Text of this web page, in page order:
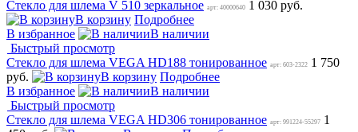
Стекло для шлема V 510 зеркальное арт: 40000640 1 030 руб.
В корзину Подробнее
В избранное
В наличии
Быстрый просмотр
Стекло для шлема VEGA HD188 тонированное арт: 603-2322 1 750
руб.
В корзину Подробнее
В избранное
В наличии
Быстрый просмотр
Стекло для шлема VEGA HD306 тонированное арт: 991224-55297 1